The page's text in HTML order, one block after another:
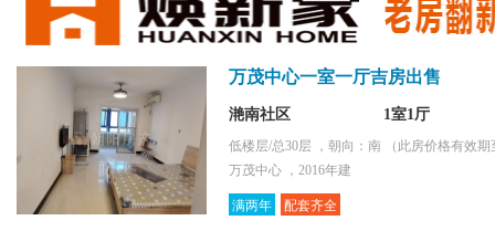
随时看房
独家房源
采光好
购物便捷
万茂中心一室一厅吉房出售
滟南社区 1室1厅
低楼层/总30层 ，朝向：南
（此房价格有效
万茂中心 ，2016年建
满两年 配套齐全